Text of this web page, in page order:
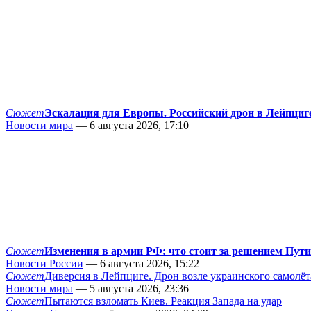
СюжетЭскалация для Европы. Российский дрон в
Новости мира — 6 августа 2026, 17:10
СюжетИзменения в армии РФ: что стоит за решением
Новости России — 6 августа 2026, 15:22
СюжетДиверсия в Лейпциге. Дрон возле украинского
Новости мира — 5 августа 2026, 23:36
СюжетПытаются взломать Киев. Реакция Запада на удар